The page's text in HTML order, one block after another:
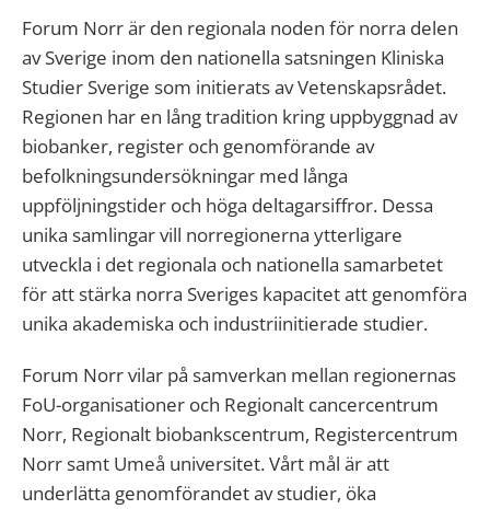
Forum Norr är den regionala noden för norra delen
av Sverige inom den nationella satsningen Kliniska
Studier Sverige som initierats av Vetenskapsrådet.
Regionen har en lång tradition kring uppbyggnad av
biobanker, register och genomförande av
befolkningsundersökningar med långa
uppföljningstider och höga deltagarsiffror. Dessa
unika samlingar vill norregionerna ytterligare
utveckla i det regionala och nationella samarbetet
för att stärka norra Sveriges kapacitet att genomföra
unika akademiska och industriinitierade studier.
Forum Norr vilar på samverkan mellan regionernas
FoU-organisationer och Regionalt cancercentrum
Norr, Regionalt biobankscentrum, Registercentrum
Norr samt Umeå universitet. Vårt mål är att
underlätta genomförandet av studier, öka